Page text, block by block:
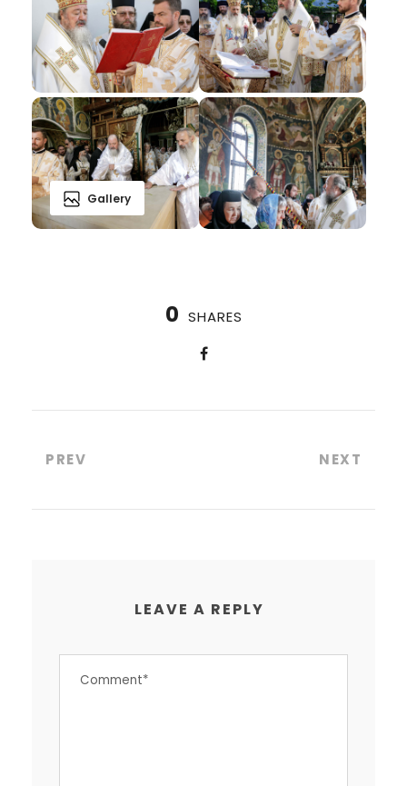
Gallery
0 SHARES
PREV NEXT
LEAVE A REPLY